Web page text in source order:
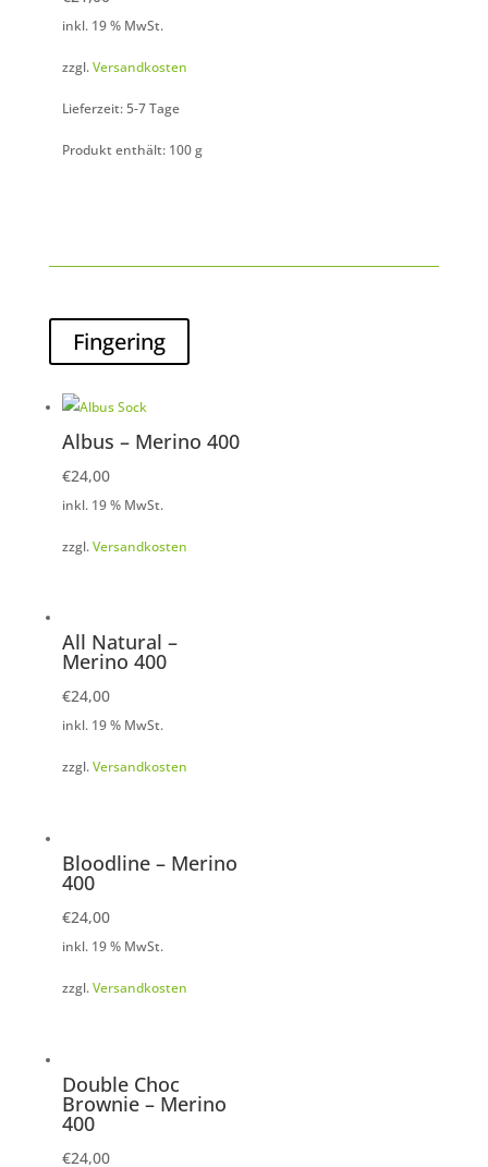
inkl. 19 % MwSt.
zzgl.Versandkosten
Lieferzeit: 5-7 Tage
Produkt enthält: 100g
Fingering
Albus – Merino 400
€24,00
inkl. 19 % MwSt.
zzgl.Versandkosten
All Natural –
Merino 400
€24,00
inkl. 19 % MwSt.
zzgl.Versandkosten
Bloodline – Merino
400
€24,00
inkl. 19 % MwSt.
zzgl.Versandkosten
Double Choc
Brownie – Merino
400
€24,00